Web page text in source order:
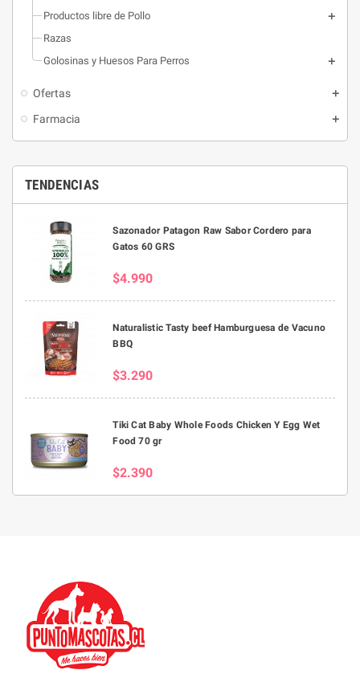
Productos libre de Pollo
Razas
Golosinas y Huesos Para Perros
Ofertas
Farmacia
TENDENCIAS
Sazonador Patagon Raw Sabor Cordero para
Gatos 60 GRS
$4.990
Naturalistic Tasty beef Hamburguesa de Vacuno
BBQ
$3.290
Tiki Cat Baby Whole Foods Chicken Y Egg Wet
Food 70 gr
$2.390